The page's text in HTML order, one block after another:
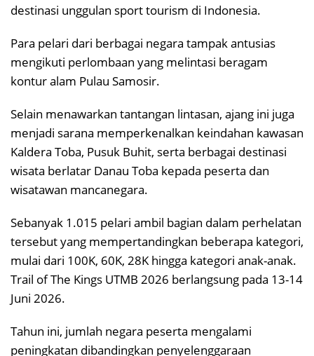
destinasi unggulan sport tourism di Indonesia.
Para pelari dari berbagai negara tampak antusias
mengikuti perlombaan yang melintasi beragam
kontur alam Pulau Samosir.
Selain menawarkan tantangan lintasan, ajang ini juga
menjadi sarana memperkenalkan keindahan kawasan
Kaldera Toba, Pusuk Buhit, serta berbagai destinasi
wisata berlatar Danau Toba kepada peserta dan
wisatawan mancanegara.
Sebanyak 1.015 pelari ambil bagian dalam perhelatan
tersebut yang mempertandingkan beberapa kategori,
mulai dari 100K, 60K, 28K hingga kategori anak-anak.
Trail of The Kings UTMB 2026 berlangsung pada 13-14
Juni 2026.
Tahun ini, jumlah negara peserta mengalami
peningkatan dibandingkan penyelenggaraan